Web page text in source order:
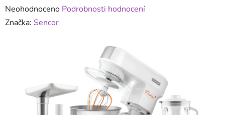
Průměrné
hodnocení
hvězdiček.
Neohodnoceno Podrobnosti hodnocení
Značka: Sencor